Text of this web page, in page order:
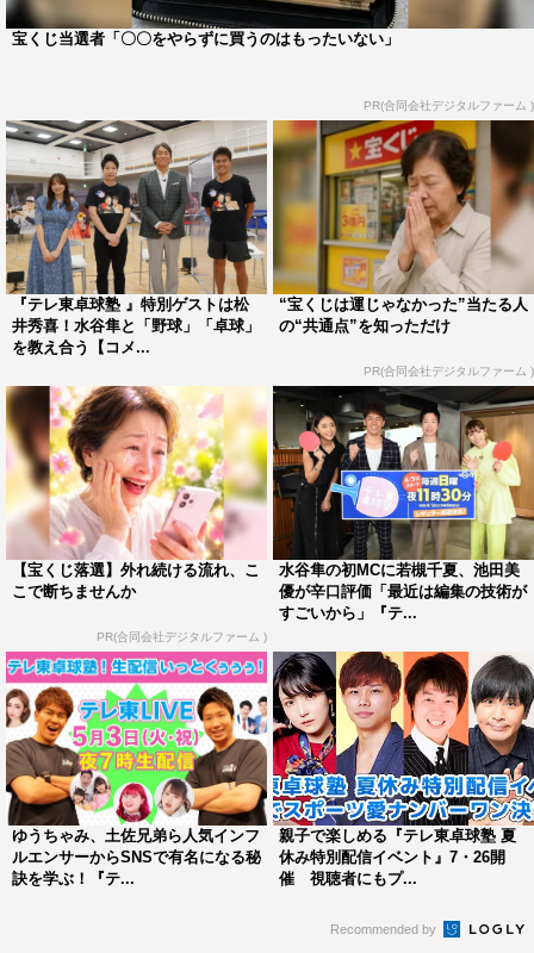
宝くじ当選者「〇〇をやらずに買うのはもったいない」
PR(合同会社デジタルファーム )
『テレ東卓球塾 』特別ゲストは松
井秀喜！水谷隼と「野球」「卓球」
を教え合う【コメ...
“宝くじは運じゃなかった”当たる人
の“共通点”を知っただけ
PR(合同会社デジタルファーム )
【宝くじ落選】外れ続ける流れ、こ
こで断ちませんか
PR(合同会社デジタルファーム )
水谷隼の初MCに若槻千夏、池田美
優が辛口評価「最近は編集の技術が
すごいから」『テ...
ゆうちゃみ、土佐兄弟ら人気インフ
ルエンサーからSNSで有名になる秘
訣を学ぶ！『テ...
親子で楽しめる『テレ東卓球塾 夏
休み特別配信イベント』7・26開
催 視聴者にもプ...
Recommended by